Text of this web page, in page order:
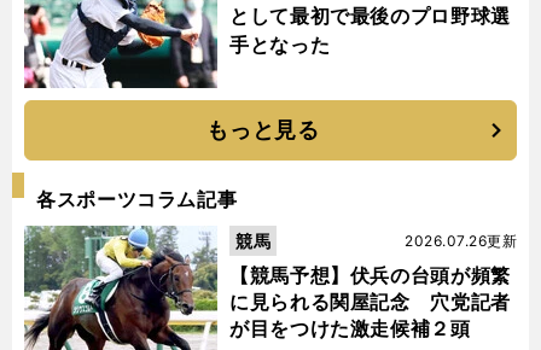
として最初で最後のプロ野球選
手となった
もっと見る
各スポーツコラム記事
【競馬予想】伏兵の台頭が頻繁
に見られる関屋記念 穴党記者
が目をつけた激走候補２頭
2026.07.26更新
競馬